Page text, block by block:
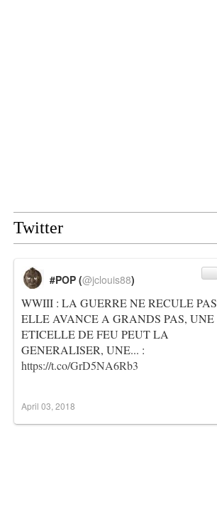
Twitter
WWIII : LA GUERRE NE RECULE PAS
ELLE AVANCE A GRANDS PAS, UNE
ETICELLE DE FEU PEUT LA
GENERALISER, UNE... :
https://t.co/GrD5NA6Rb3
#POP (@jclouis88)
April 03, 2018